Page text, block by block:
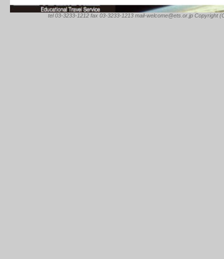
tel 03-3233-1212 fax 03-3233-1213 mail-welcome@ets.or.jp Copyright